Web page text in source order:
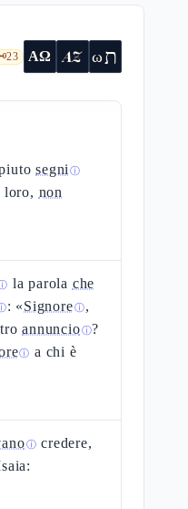
23 ΑΩ AZ ωת
segni ⓘ
loro, non
la parola che
: «Signoreⓘ,
annuncioⓘ?
ⓘ a chi è
ⓘ credere,